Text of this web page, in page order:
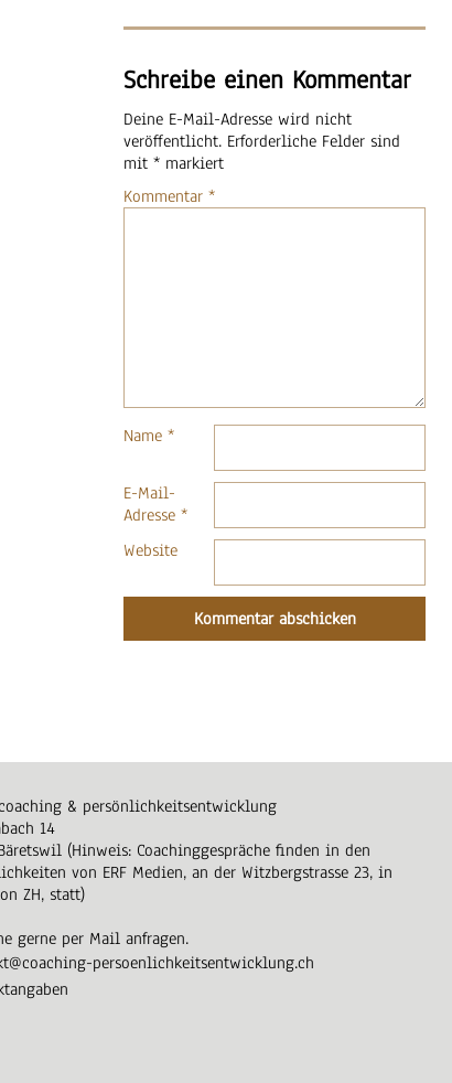
Schreibe einen Kommentar
Deine E-Mail-Adresse wird nicht
veröffentlicht. Erforderliche Felder sind
mit* markiert
Kommentar*
Name*
E-Mail-
Adresse*
Website
& persönlichkeitsentwicklung
14
(Hinweis: Coachinggespräche finden in den
von ERF Medien, an der Witzbergstrasse 23, in
ZH, statt)
gerne per Mail anfragen.
persoenlichkeitsentwicklung.ch